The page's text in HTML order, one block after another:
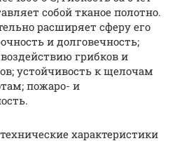
собой тканое полотно.
расширяет сферу его
и долговечность;
грибков и
устойчивость к щелочам
пожаро- и
характеристики